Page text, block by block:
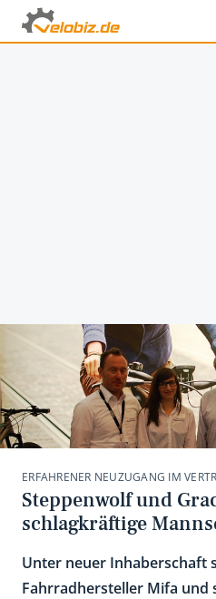
ERFAHRENER NEUZUGANG IM
Steppenwolf und
schlagkräftige
Unter neuer Inhaberschaft
Fahrradhersteller Mifa und